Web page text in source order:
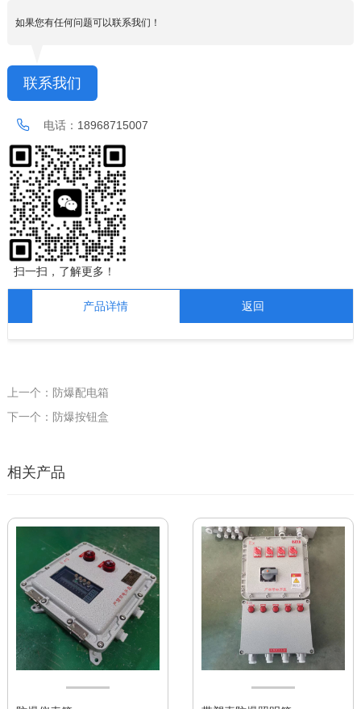
如果您有任何问题可以联系我们！
联系我们
电话： 18968715007
扫一扫，了解更多！
产品详情 返回
上一个：防爆配电箱
下一个：防爆按钮盒
相关产品